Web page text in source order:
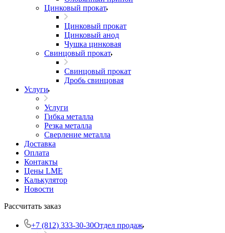
Цинковый прокат
Цинковый прокат
Цинковый анод
Чушка цинковая
Свинцовый прокат
Свинцовый прокат
Дробь свинцовая
Услуги
Услуги
Гибка металла
Резка металла
Сверление металла
Доставка
Оплата
Контакты
Цены LME
Калькулятор
Новости
Рассчитать заказ
+7 (812) 333-30-30Отдел продаж